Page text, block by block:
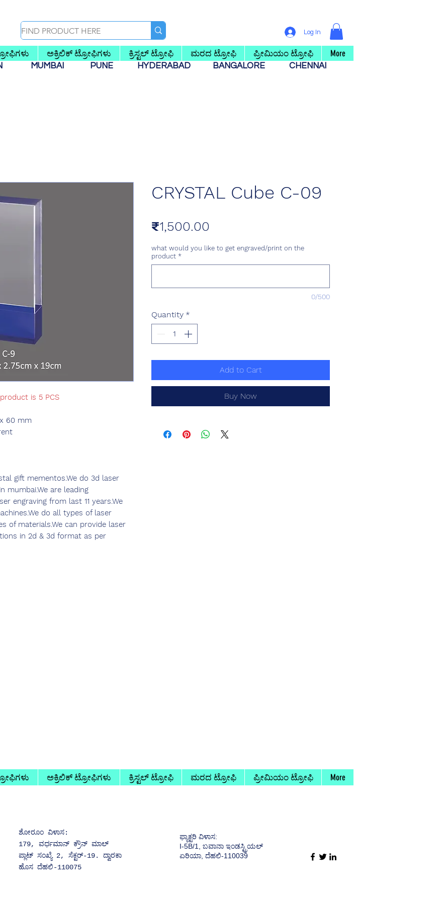
Log In
ಅಕ್ರಿಲಿಕ್ ಟ್ರೋಫಿಗಳು ಕ್ರಿಸ್ಟಲ್ ಟ್ರೋಫಿ ಮರದ ಟ್ರೋಫಿ ಪ್ರೀಮಿಯಂ ಟ್ರೋಫಿ More
MUMBAI PUNE HYDERABAD BANGALORE
CHENNAI
is 5 PCS
60 mm
gift mementos.We do 3d laser
mumbai.We are leading
engraving from last 11 years.We
do all types of laser
of materials.We can provide laser
in 2d & 3d format as per
CRYSTAL Cube C-09
₹1,500.00
what would you like to get engraved/print on the
product *
0/500
Quantity *
Add to Cart
Buy Now
ಅಕ್ರಿಲಿಕ್ ಟ್ರೋಫಿಗಳು ಕ್ರಿಸ್ಟಲ್ ಟ್ರೋಫಿ ಮರದ ಟ್ರೋಫಿ ಪ್ರೀಮಿಯಂ ಟ್ರೋಫಿ More
ಶೋರೂಂ ವಿಳಾಸ:
179, ವರ್ಧಮಾನ್ ಕ್ರೌನ್ ಮಾಲ್
ಪ್ಲಾಟ್ ಸಂಖ್ಯೆ 2, ಸೆಕ್ಟರ್-19. ದ್ವಾರಕಾ
ಹೊಸ ದೆಹಲಿ-110075
ಫ್ಯಾಕ್ಟರಿ ವಿಳಾಸ:
I-5B/1, ಬವಾನಾ ಇಂಡಸ್ಟ್ರಿಯಲ್
ಏರಿಯಾ, ದೆಹಲಿ-110039